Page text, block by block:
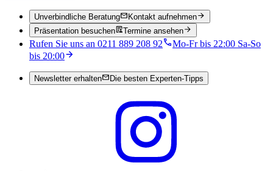
Unverbindliche Beratung
Kontakt aufnehmen
Präsentation besuchen
Termine ansehen
Rufen Sie uns an 0211 889 208 92
Mo-Fr bis 22:00 Sa-So
bis 20:00
Newsletter erhalten Die besten Experten-Tipps